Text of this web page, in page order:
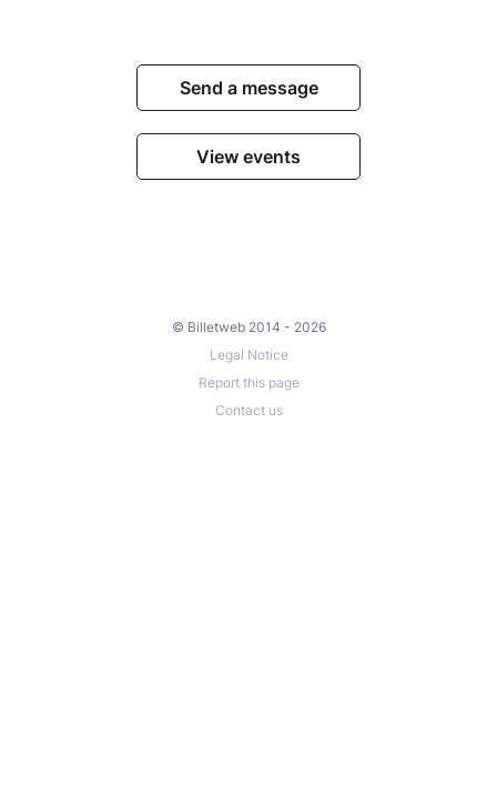
Send a message
View events
© Billetweb 2014 - 2026
Legal Notice
Report this page
Contact us